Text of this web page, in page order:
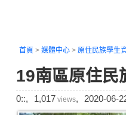
首頁 > 媒體中心 > 原住民族學生
19南區原住民
0::, 1,017 views, 2020-06-